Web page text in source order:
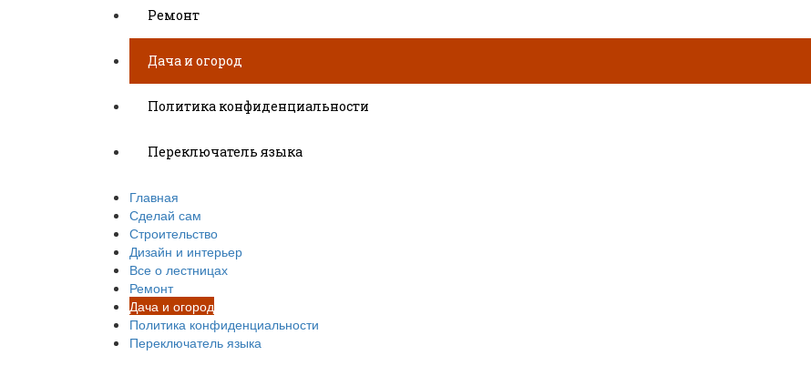
Ремонт
Дача и огород
Политика конфиденциальности
Переключатель языка
Главная
Сделай сам
Строительство
Дизайн и интерьер
Все о лестницах
Ремонт
Дача и огород
Политика конфиденциальности
Переключатель языка